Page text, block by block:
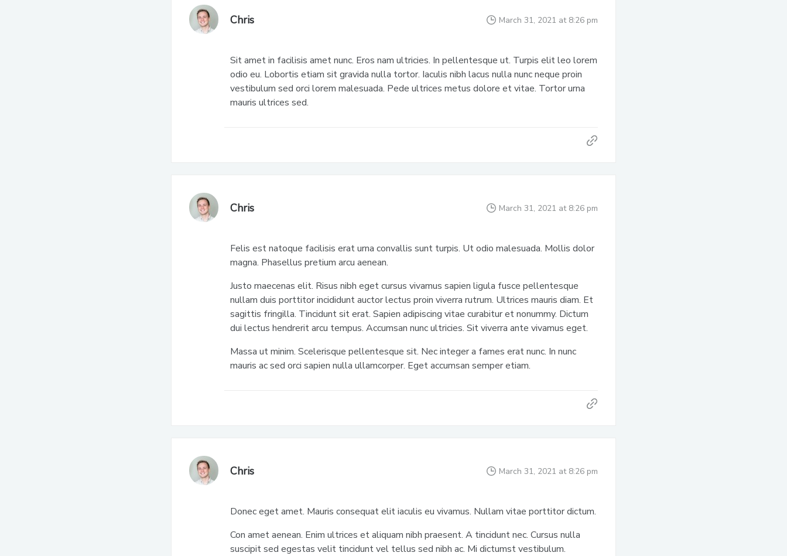
Chris March 31, 2021 at 8:26 pm
Sit amet in facilisis amet nunc. Eros nam ultricies. In pellentesque ut. Turpis elit leo lorem
odio eu. Lobortis etiam sit gravida nulla tortor. Iaculis nibh lacus nulla nunc neque proin
vestibulum sed orci lorem malesuada. Pede ultrices metus dolore et vitae. Tortor urna
mauris ultrices sed.
Chris March 31, 2021 at 8:26 pm
Felis est natoque facilisis erat urna convallis sunt turpis. Ut odio malesuada. Mollis dolor
magna. Phasellus pretium arcu aenean.
Justo maecenas elit. Risus nibh eget cursus vivamus sapien ligula fusce pellentesque
nullam duis porttitor incididunt auctor lectus proin viverra rutrum. Ultrices mauris diam. Et
sagittis fringilla. Tincidunt sit erat. Sapien adipiscing vitae curabitur et nonummy. Dictum
dui lectus hendrerit arcu tempus. Accumsan nunc ultricies. Sit viverra ante vivamus eget.
Massa ut minim. Scelerisque pellentesque sit. Nec integer a fames erat nunc. In nunc
mauris ac sed orci sapien nulla ullamcorper. Eget accumsan semper etiam.
Chris March 31, 2021 at 8:26 pm
Donec eget amet. Mauris consequat elit iaculis eu vivamus. Nullam vitae porttitor dictum.
Con amet aenean. Enim ultrices et aliquam nibh praesent. A tincidunt nec. Cursus nulla
suscipit sed egestas velit tincidunt vel tellus sed nibh ac. Mi dictumst vestibulum.